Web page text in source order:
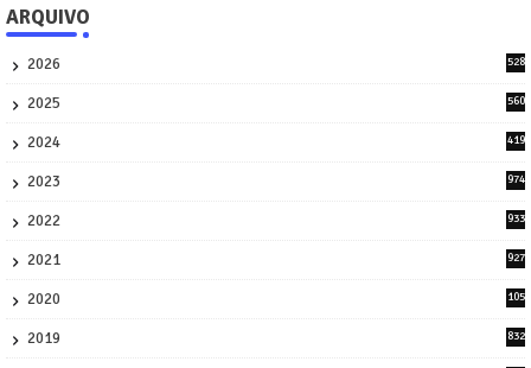
ARQUIVO
2026
528
2025
560
2024
419
2023
974
2022
933
2021
927
2020
105
2019
832